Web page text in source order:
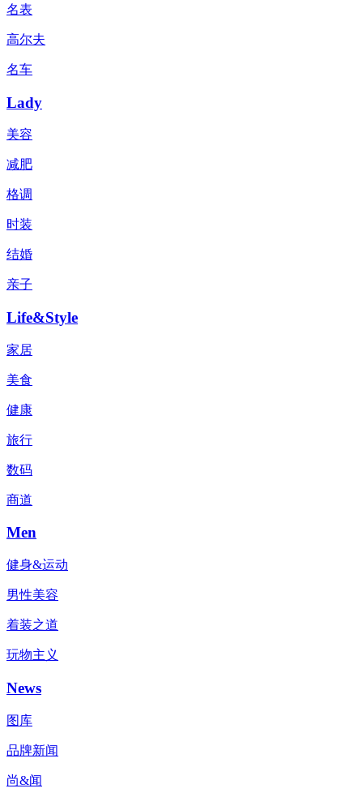
名表
高尔夫
名车
Lady
美容
减肥
格调
时装
结婚
亲子
Life&Style
家居
美食
健康
旅行
数码
商道
Men
健身&运动
男性美容
着装之道
玩物主义
News
图库
品牌新闻
尚&闻